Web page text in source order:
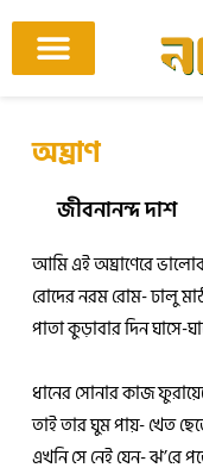
content
অঘ্রাণ
জীবনানন্দ দাশ
আমি এই অঘ্রাণেরে
রোদের নরম রোম- ঢালু
পাতা কুড়াবার দিন
ধানের সোনার কাজ
তাই তার ঘুম পায়- খেত
এখনি সে নেই যেন- ঝ’রে